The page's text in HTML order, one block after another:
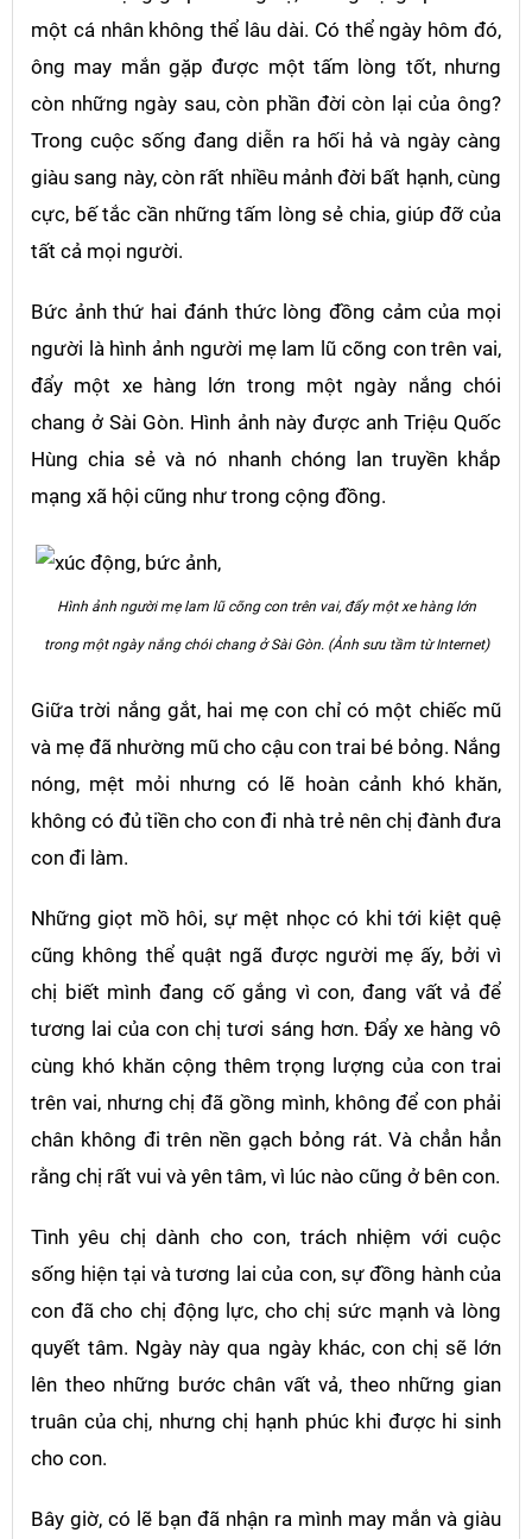
một cá nhân không thể lâu dài. Có thể ngày hôm đó,
ông may mắn gặp được một tấm lòng tốt, nhưng
còn những ngày sau, còn phần đời còn lại của ông?
Trong cuộc sống đang diễn ra hối hả và ngày càng
giàu sang này, còn rất nhiều mảnh đời bất hạnh, cùng
cực, bế tắc cần những tấm lòng sẻ chia, giúp đỡ của
tất cả mọi người.
Bức ảnh thứ hai đánh thức lòng đồng cảm của mọi
người là hình ảnh người mẹ lam lũ cõng con trên vai,
đẩy một xe hàng lớn trong một ngày nắng chói
chang ở Sài Gòn. Hình ảnh này được anh Triệu Quốc
Hùng chia sẻ và nó nhanh chóng lan truyền khắp
mạng xã hội cũng như trong cộng đồng.
Hình ảnh người mẹ lam lũ cõng con trên vai, đẩy một xe hàng lớn
trong một ngày nắng chói chang ở Sài Gòn. (Ảnh sưu tầm từ Internet)
Giữa trời nắng gắt, hai mẹ con chỉ có một chiếc mũ
và mẹ đã nhường mũ cho cậu con trai bé bỏng. Nắng
nóng, mệt mỏi nhưng có lẽ hoàn cảnh khó khăn,
không có đủ tiền cho con đi nhà trẻ nên chị đành đưa
con đi làm.
Những giọt mồ hôi, sự mệt nhọc có khi tới kiệt quệ
cũng không thể quật ngã được người mẹ ấy, bởi vì
chị biết mình đang cố gắng vì con, đang vất vả để
tương lai của con chị tươi sáng hơn. Đẩy xe hàng vô
cùng khó khăn cộng thêm trọng lượng của con trai
trên vai, nhưng chị đã gồng mình, không để con phải
chân không đi trên nền gạch bỏng rát. Và chẳn hẳn
rằng chị rất vui và yên tâm, vì lúc nào cũng ở bên con.
Tình yêu chị dành cho con, trách nhiệm với cuộc
sống hiện tại và tương lai của con, sự đồng hành của
con đã cho chị động lực, cho chị sức mạnh và lòng
quyết tâm. Ngày này qua ngày khác, con chị sẽ lớn
lên theo những bước chân vất vả, theo những gian
truân của chị, nhưng chị hạnh phúc khi được hi sinh
cho con.
Bây giờ, có lẽ bạn đã nhận ra mình may mắn và giàu